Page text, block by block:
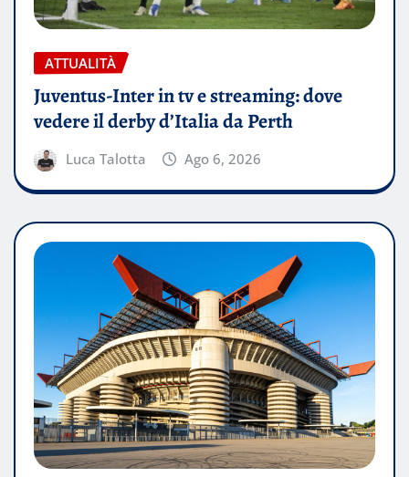
ATTUALITÀ
Juventus-Inter in tv e streaming: dove
vedere il derby d’Italia da Perth
Luca Talotta Ago 6, 2026